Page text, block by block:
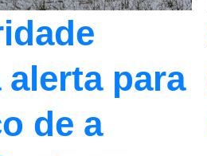
alerta para
de a